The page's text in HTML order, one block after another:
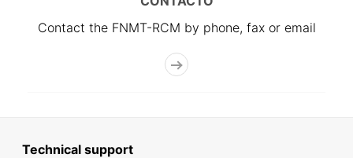
Contact the FNMT-RCM by phone, fax or email
Technical support